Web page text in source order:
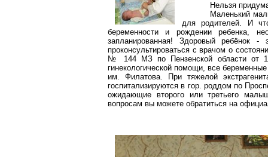
Нельзя
Маленький
для родителей. И
беременности и рождении ребенка,
запланированная! Здоровый ребёнок
проконсультироваться с врачом о
№ 144 МЗ по Пензенской области от
гинекологической помощи, все
им. Филатова. При тяжелой
госпитализируются в гор. роддом по
ожидающие второго или третьего
вопросам вы можете обратиться на